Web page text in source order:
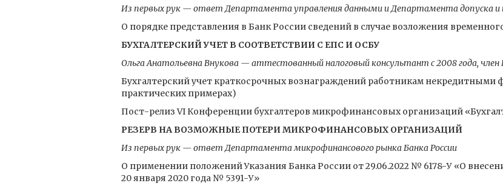
Из первых рук — ответ Департамента управления данными и Департамента допуска и
О порядке представления в Банк России сведений в случае возложения
БУХГАЛТЕРСКИЙ УЧЕТ В СООТВЕТСТВИИ С ЕПС И ОСБУ
Ольга Анатольевна Внукова — аттестованный налоговый консультант с 2008 года,
Бухгалтерский учет краткосрочных вознаграждений работникам
практических примерах)
Пост-релиз VI Конференции бухгалтеров микрофинансовых организаций
РЕЗЕРВ НА ВОЗМОЖНЫЕ ПОТЕРИ МИКРОФИНАНСОВЫХ ОРГАНИЗАЦИЙ
Из первых рук — ответ Департамента микрофинансового рынка Банка России
О применении положений Указания Банка России от 29.06.2022 № 6178-У «О
20 января 2020 года № 5391-У»